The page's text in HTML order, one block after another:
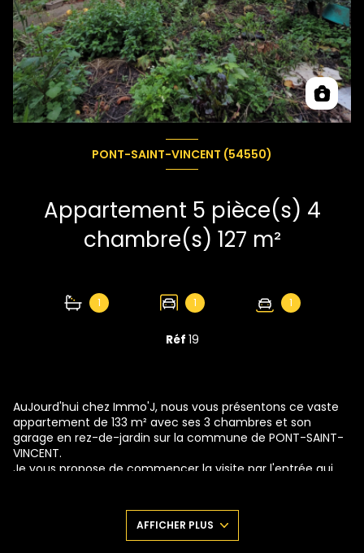
PONT-SAINT-VINCENT (54550)
Appartement 5 pièce(s) 4
chambre(s) 127 m²
1 1 1
Réf 19
AuJourd'hui chez Immo'J, nous vous présentons ce vaste
appartement de 133 m² avec ses 3 chambres et son
garage en rez-de-jardin sur la commune de PONT-SAINT-
VINCENT.
Je vous propose de commencer la visite par l'entrée qui
l'autre côté du séjour, nous avons la cuisine spacieuse de
près de 16 m² et toute équipée. En continuant nous
arrivons sur une belle chambre de 18m² qui donne côté
AFFICHER PLUS